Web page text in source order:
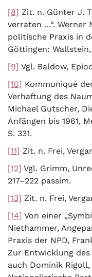
[8] Zit. n. Günter J.
verraten …“. Werner
politische Praxis in
Göttingen: Wallstein,
[9] Vgl. Baldow,
[10] Kommuniqué
Verhaftung des
Michael Gutscher,
Anfängen bis 1961,
S. 331.
[11] Zit. n. Frei,
[12] Vgl. Grimm,
217–222 passim.
[13] Zit. n. Frei,
[14] Von einer
Niethammer,
Praxis der NPD,
Zur Entwicklung
auch Dominik Rigoll,